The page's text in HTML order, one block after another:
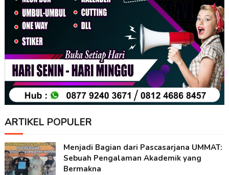
ARTIKEL POPULER
Menjadi Bagian dari Pascasarjana UMMAT:
Sebuah Pengalaman Akademik yang
Bermakna